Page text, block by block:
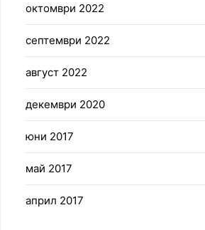
октомври 2022
септември 2022
август 2022
декември 2020
юни 2017
май 2017
април 2017